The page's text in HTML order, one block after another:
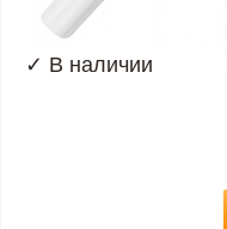
✓ В наличии